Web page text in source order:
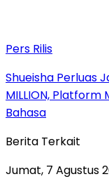
Pers Rilis
Shueisha Perluas
MILLION,
Bahasa
Berita Terkait
Jumat, 7 Agustus